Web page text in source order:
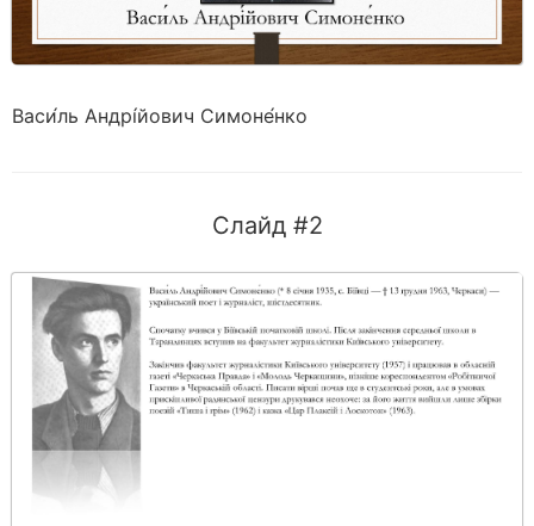
Васи́ль Андрі́йович Симоне́нко
Слайд #2